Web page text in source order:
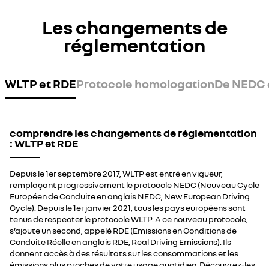
Les changements de
réglementation
WLTP et RDEProtocole homologationDe NEDC
comprendre les changements de réglementation
: WLTP et RDE
Depuis le 1er septembre 2017, WLTP est entré en vigueur,
remplaçant progressivement le protocole NEDC (Nouveau Cycle
Européen de Conduite en anglais NEDC, New European Driving
Cycle). Depuis le 1er janvier 2021, tous les pays européens sont
tenus de respecter le protocole WLTP. A ce nouveau protocole,
s’ajoute un second, appelé RDE (Emissions en Conditions de
Conduite Réelle en anglais RDE, Real Driving Emissions). Ils
donnent accès à des résultats sur les consommations et les